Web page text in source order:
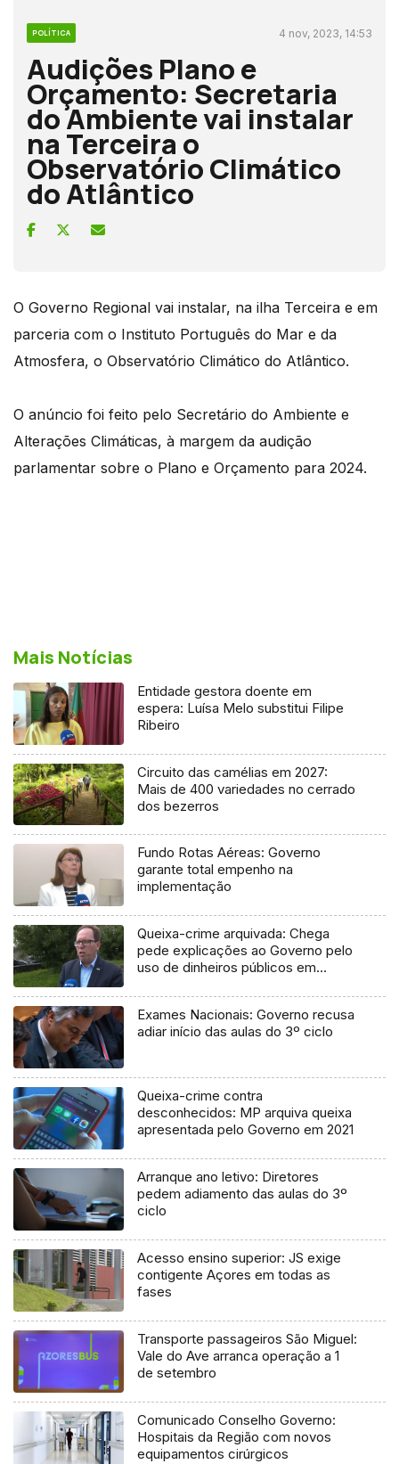
POLÍTICA 4 nov, 2023, 14:53
Audições Plano e
Orçamento: Secretaria
do Ambiente vai instalar
na Terceira o
Observatório Climático
do Atlântico
O Governo Regional vai instalar, na ilha Terceira e em
parceria com o Instituto Português do Mar e da
Atmosfera, o Observatório Climático do Atlântico.
O anúncio foi feito pelo Secretário do Ambiente e
Alterações Climáticas, à margem da audição
parlamentar sobre o Plano e Orçamento para 2024.
Mais Notícias
Entidade gestora doente em
espera: Luísa Melo substitui Filipe
Ribeiro
Circuito das camélias em 2027:
Mais de 400 variedades no cerrado
dos bezerros
Fundo Rotas Aéreas: Governo
garante total empenho na
implementação
Queixa-crime arquivada: Chega
pede explicações ao Governo pelo
uso de dinheiros públicos em
Exames Nacionais: Governo recusa
adiar início das aulas do 3º ciclo
Queixa-crime contra
desconhecidos: MP arquiva queixa
apresentada pelo Governo em 2021
Arranque ano letivo: Diretores
pedem adiamento das aulas do 3º
ciclo
Acesso ensino superior: JS exige
contigente Açores em todas as
fases
Transporte passageiros São Miguel:
Vale do Ave arranca operação a 1
de setembro
Comunicado Conselho Governo:
Hospitais da Região com novos
equipamentos cirúrgicos